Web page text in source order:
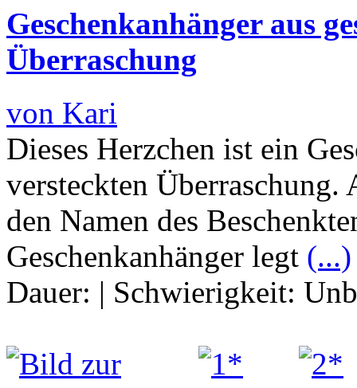
Geschenkanhänger aus
Überraschung
von Kari
Dieses Herzchen ist ein
versteckten Überraschung.
den Namen des
Geschenkanhänger legt (...)
Dauer: | Schwierigkeit: